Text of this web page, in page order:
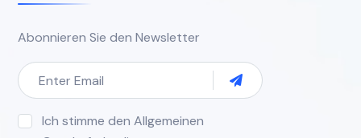
Abonnieren Sie den Newsletter
Ich stimme den Allgemeinen